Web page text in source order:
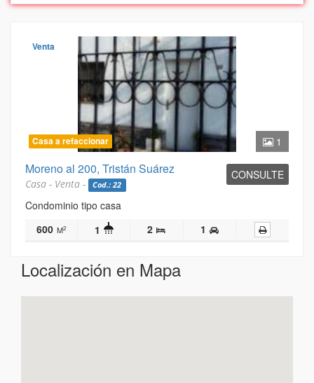
1
Venta
Casa a refaccionar
CONSULTE
Moreno al 200, Tristán Suárez
Casa - Venta - Cod.: 22
Condominio tipo casa
600 M2 1 2 1
Localización en Mapa